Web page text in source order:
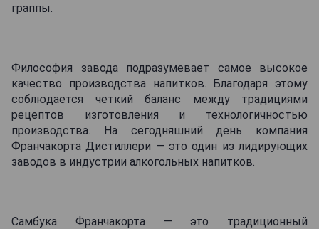
граппы.
Философия завода подразумевает самое высокое
качество производства напитков. Благодаря этому
соблюдается четкий баланс между традициями
рецептов изготовления и технологичностью
производства. На сегодняшний день компания
Франчакорта Дистиллери — это один из лидирующих
заводов в индустрии алкогольных напитков.
Самбука Франчакорта — это традиционный